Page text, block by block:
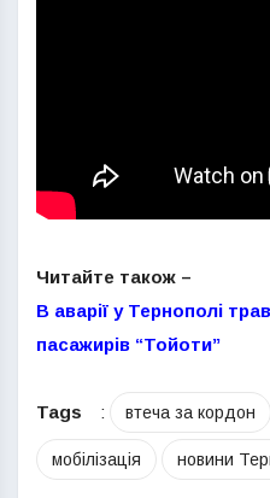
Читайте також –
В аварії у Тернополі
пасажирів “Тойоти”
Tags : втеча за кордон
мобілізація новини